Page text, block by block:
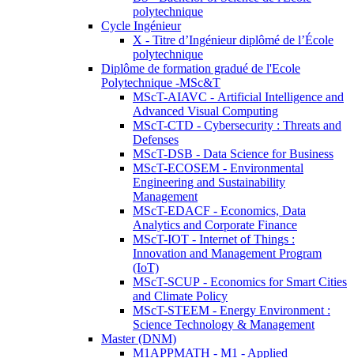
polytechnique
Cycle Ingénieur
X - Titre d’Ingénieur diplômé de l’École
polytechnique
Diplôme de formation gradué de l'Ecole
Polytechnique -MSc&T
MScT-AIAVC - Artificial Intelligence and
Advanced Visual Computing
MScT-CTD - Cybersecurity : Threats and
Defenses
MScT-DSB - Data Science for Business
MScT-ECOSEM - Environmental
Engineering and Sustainability
Management
MScT-EDACF - Economics, Data
Analytics and Corporate Finance
MScT-IOT - Internet of Things :
Innovation and Management Program
(IoT)
MScT-SCUP - Economics for Smart Cities
and Climate Policy
MScT-STEEM - Energy Environment :
Science Technology & Management
Master (DNM)
M1APPMATH - M1 - Applied